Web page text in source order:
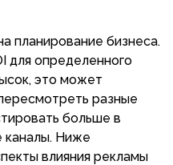
планирование бизнеса.
для определенного
это может
разные
больше в
каналы. Ниже
влияния рекламы